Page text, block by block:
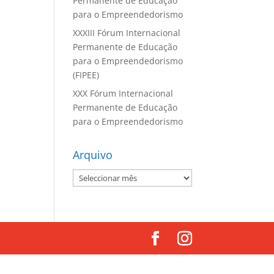
para o Empreendedorismo
XXXIII Fórum Internacional
Permanente de Educação
para o Empreendedorismo
(FIPEE)
XXX Fórum Internacional
Permanente de Educação
para o Empreendedorismo
Arquivo
Arquivo